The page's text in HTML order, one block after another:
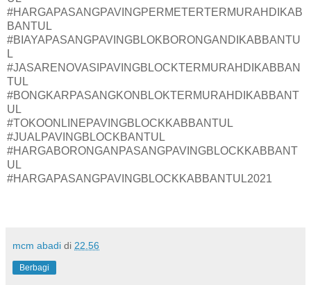
#HARGAPASANGPAVINGPERMETERTERMURAHDIKAB
BANTUL
#BIAYAPASANGPAVINGBLOKBORONGANDIKABBANTU
L
#JASARENOVASIPAVINGBLOCKTERMURAHDIKABBAN
TUL
#BONGKARPASANGKONBLOKTERMURAHDIKABBANT
UL
#TOKOONLINEPAVINGBLOCKKABBANTUL
#JUALPAVINGBLOCKBANTUL
#HARGABORONGANPASANGPAVINGBLOCKKABBANT
UL
#HARGAPASANGPAVINGBLOCKKABBANTUL2021
mcm abadi di 22.56
Berbagi